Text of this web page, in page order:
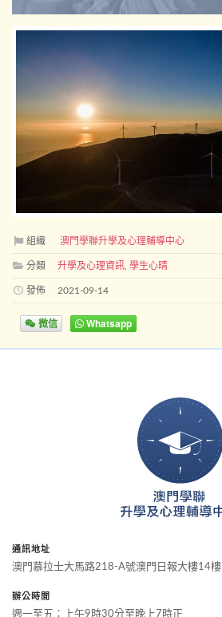
組織 澳門學聯升學及心理輔導中心
分類 升學及心理資訊 學生心晴
發佈 2021-09-14
微信 Whatsapp
通訊地址
澳門慕拉士大馬路218-A號澳門日報大樓14樓
辦公時間
週一至五：上午9時30分至晚上7時正